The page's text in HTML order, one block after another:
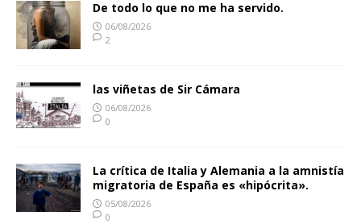
De todo lo que no me ha servido.
06/08/2026
2
las viñetas de Sir Cámara
06/08/2026
0
La crítica de Italia y Alemania a la amnistía
migratoria de España es «hipócrita».
05/08/2026
0